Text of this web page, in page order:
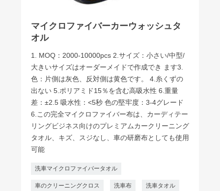
マイクロファイバーカーウォッシュタ
オル
1. MOQ：2000-10000pcs 2.サイズ：小さい/中型/
大きいサイズはオーダーメイドで作成でき ます3.
色：片側は灰色、反対側は黄色です。 4.糸くずの
出ない 5.ポリアミド15％を含む高吸水性 6.重量
差：±2.5 吸水性：<5秒 色の堅牢度：3-4グレード
6.この完全マイクロファイバー布は、カーディテー
リングビジネス向けのプレミアムカークリーニング
タオル、キズ、スジなし、車の研磨布としても使用
可能
洗車マイクロファイバータオル
車のクリーニングクロス 洗車布 洗車タオル